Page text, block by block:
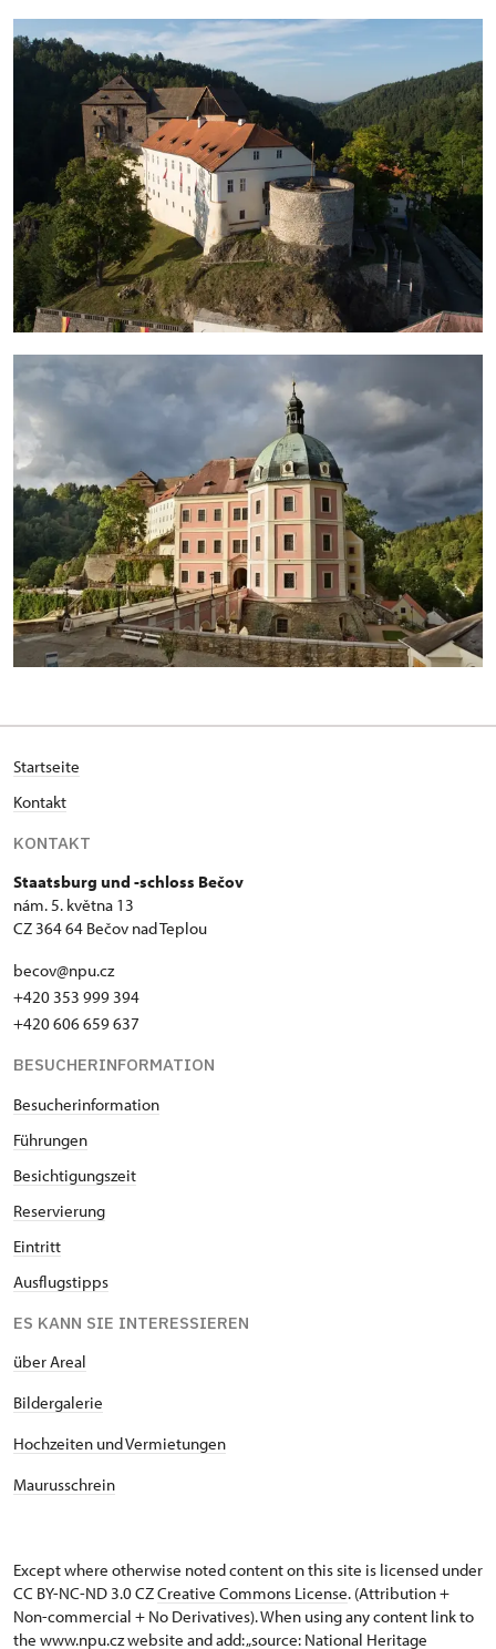
Startseite
Kontakt
KONTAKT
Staatsburg und -schloss Bečov
nám. 5. května 13
CZ 364 64 Bečov nad Teplou
becov@npu.cz
+420 353 999 394
+420 606 659 637
BESUCHERINFORMATION
Besucherinformation
Führungen
Besichtigungszeit
Reservierung
Eintritt
Ausflugstipps
ES KANN SIE INTERESSIEREN
über Areal
Bildergalerie
Hochzeiten und Vermietungen
Maurusschrein
Except where otherwise noted content on this site is licensed under
CC BY-NC-ND 3.0 CZCreative Commons License. (Attribution +
Non-commercial + No Derivatives). When using any content link to
the www.npu.cz website and add: „source: National Heritage